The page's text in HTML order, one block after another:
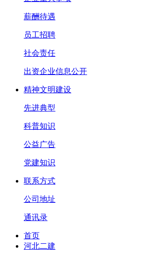
薪酬待遇
员工招聘
社会责任
出资企业信息公开
精神文明建设
先进典型
科普知识
公益广告
党建知识
联系方式
公司地址
通讯录
首页
河北二建